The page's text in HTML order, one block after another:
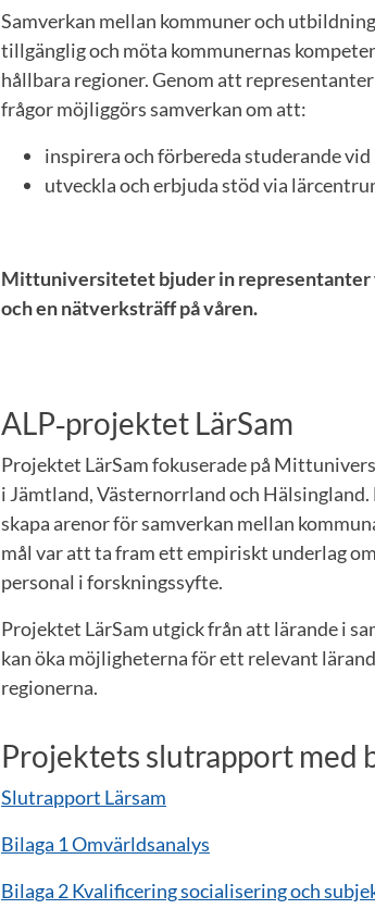
Samverkan mellan kommuner och
tillgänglig och möta kommunernas
hållbara regioner. Genom att
frågor möjliggörs samverkan om att:
inspirera och förbereda studerande
utveckla och erbjuda stöd via
Mittuniversitetet bjuder in
och en nätverksträff på våren.
ALP‑projektet LärSam
Projektet LärSam fokuserade på
i Jämtland, Västernorrland och
skapa arenor för samverkan mellan
mål var att ta fram ett empiriskt underlag
personal i forskningssyfte.
Projektet LärSam utgick från att lärande i
kan öka möjligheterna för ett relevant
regionerna.
Projektets slutrapport med
Slutrapport Lärsam
Bilaga 1 Omvärldsanalys
Bilaga 2 Kvalificering socialisering och